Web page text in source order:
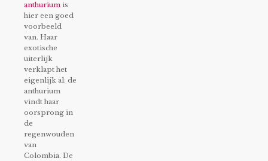
anthurium is
hier een goed
voorbeeld
van. Haar
exotische
uiterlijk
verklapt het
eigenlijk al: de
anthurium
vindt haar
oorsprong in
de
regenwouden
van
Colombia. De